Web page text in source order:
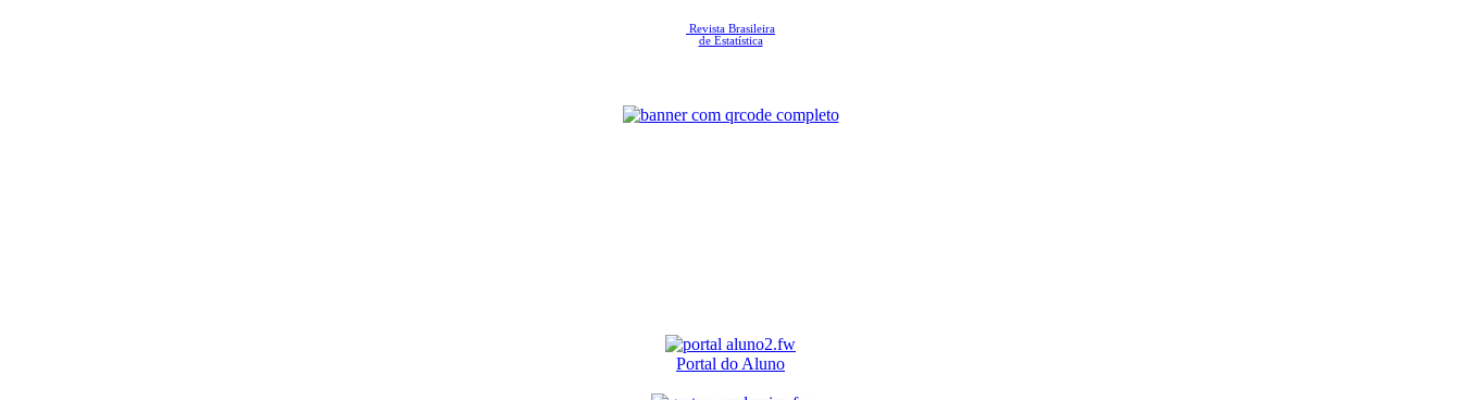
Revista Brasileira
de Estatística
Portal do Aluno